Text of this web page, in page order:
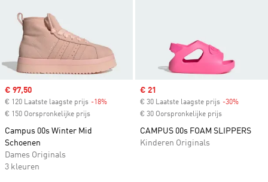
Sale price
€ 97,50
€ 120 Laatste laagste prijs -18%
€ 150 Oorspronkelijke prijs
Campus 00s Winter Mid
Schoenen
Dames Originals
3 kleuren
Sale price
€ 21
€ 30 Laatste laagste prijs -30%
€ 30 Oorspronkelijke prijs
CAMPUS 00s FOAM SLIPPERS
Kinderen Originals